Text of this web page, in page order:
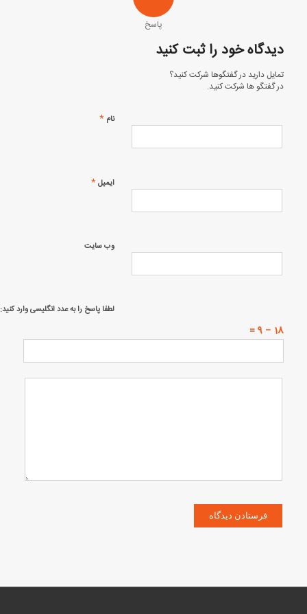
پاسخ
دیدگاه خود را ثبت کنید
تمایل دارید در گفتگوها شرکت کنید؟
در گفتگو ها شرکت کنید.
نام *
ایمیل*
وب‌ سایت
لطفا پاسخ را به عدد انگلیسی وارد کنید:
18 − 9 =